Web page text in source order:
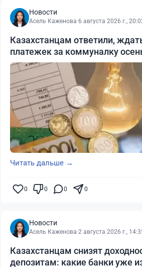
Новости
Асель Каженова·6 августа 2026 г.,
Казахстанцам ответили,
платежек за коммуналку
Читать дальше →
0 0 0 0
Новости
Асель Каженова·2 августа 2026 г.,
Казахстанцам снизят
депозитам: какие банки уже